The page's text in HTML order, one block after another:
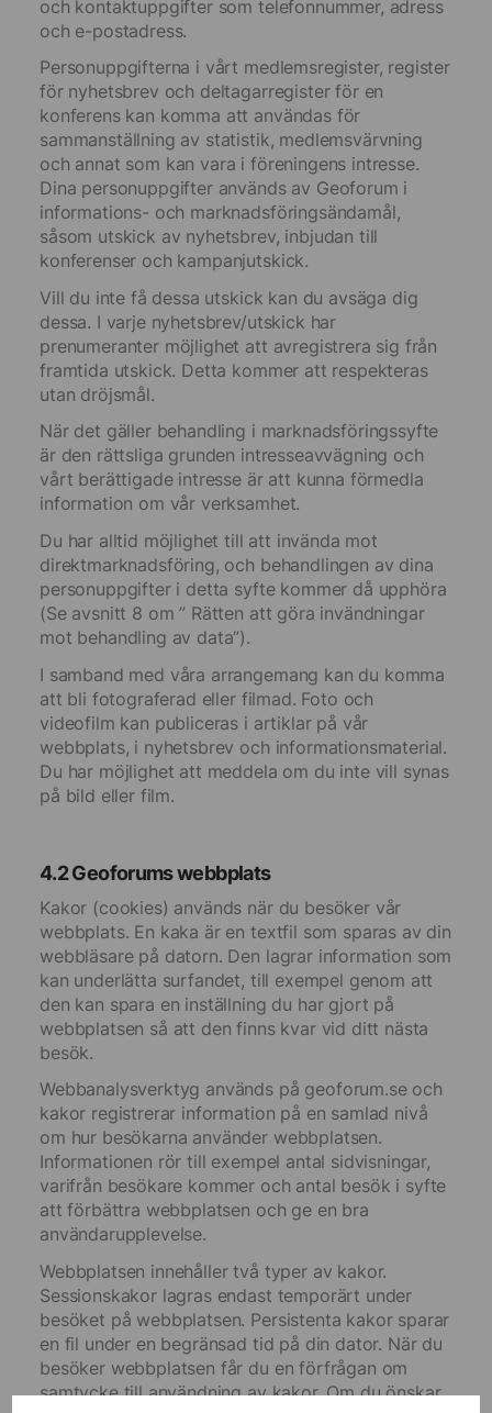
och kontaktuppgifter som telefonnummer, adress
och e-postadress.
Personuppgifterna i vårt medlemsregister, register
för nyhetsbrev och deltagarregister för en
konferens kan komma att användas för
sammanställning av statistik, medlemsvärvning
och annat som kan vara i föreningens intresse.
Dina personuppgifter används av Geoforum i
informations- och marknadsföringsändamål,
såsom utskick av nyhetsbrev, inbjudan till
konferenser och kampanjutskick.
Vill du inte få dessa utskick kan du avsäga dig
dessa. I varje nyhetsbrev/utskick har
prenumeranter möjlighet att avregistrera sig från
framtida utskick. Detta kommer att respekteras
utan dröjsmål.
När det gäller behandling i marknadsföringssyfte
är den rättsliga grunden intresseavvägning och
vårt berättigade intresse är att kunna förmedla
information om vår verksamhet.
Du har alltid möjlighet till att invända mot
direktmarknadsföring, och behandlingen av dina
personuppgifter i detta syfte kommer då upphöra
(Se avsnitt 8 om ” Rätten att göra invändningar
mot behandling av data”).
I samband med våra arrangemang kan du komma
att bli fotograferad eller filmad. Foto och
videofilm kan publiceras i artiklar på vår
webbplats, i nyhetsbrev och informationsmaterial.
Du har möjlighet att meddela om du inte vill synas
på bild eller film.
4.2 Geoforums webbplats
Kakor (cookies) används när du besöker vår
webbplats. En kaka är en textfil som sparas av din
webbläsare på datorn. Den lagrar information som
kan underlätta surfandet, till exempel genom att
den kan spara en inställning du har gjort på
webbplatsen så att den finns kvar vid ditt nästa
besök.
Webbanalysverktyg används på geoforum.se och
kakor registrerar information på en samlad nivå
om hur besökarna använder webbplatsen.
Informationen rör till exempel antal sidvisningar,
varifrån besökare kommer och antal besök i syfte
att förbättra webbplatsen och ge en bra
användarupplevelse.
Webbplatsen innehåller två typer av kakor.
Sessionskakor lagras endast temporärt under
besöket på webbplatsen. Persistenta kakor sparar
en fil under en begränsad tid på din dator. När du
besöker webbplatsen får du en förfrågan om
samtycke till användning av kakor. Om du önskar